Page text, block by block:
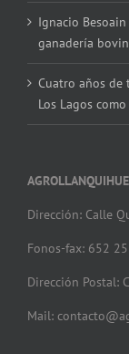
Ignacio
ganadería
Cuatro años
Los Lagos
Dirección: Calle
Fonos-fax: 652
Dirección Postal:
Mail: